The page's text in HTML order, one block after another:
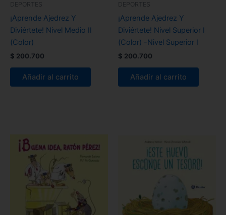
DEPORTES
¡Aprende Ajedrez Y
Diviértete! Nivel Medio II
(Color)
$ 200.700
Añadir al carrito
DEPORTES
¡Aprende Ajedrez Y
Diviértete! Nivel Superior I
(Color) -Nivel Superior I
$ 200.700
Añadir al carrito